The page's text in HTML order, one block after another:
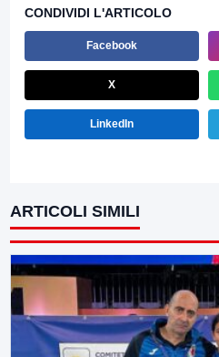
CONDIVIDI L'ARTICOLO
Facebook
X
LinkedIn
ARTICOLI SIMILI